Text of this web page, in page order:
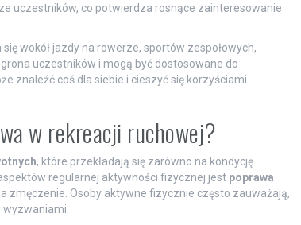
uczestników, co potwierdza rosnące zainteresowanie
wokół jazdy na rowerze, sportów zespołowych,
uczestników i mogą być dostosowane do
znaleźć coś dla siebie i cieszyć się korzyściami
w rekreacji ruchowej?
, które przekładają się zarówno na kondycję
regularnej aktywności fizycznej jest poprawa
zmęczenie. Osoby aktywne fizycznie często zauważają,